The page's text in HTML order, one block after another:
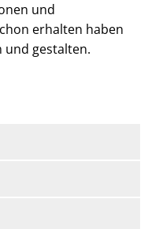
und
erhalten haben
gestalten.